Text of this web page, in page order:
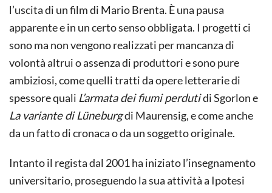
l’uscita di un film di Mario Brenta. È una pausa
apparente e in un certo senso obbligata. I progetti ci
sono ma non vengono realizzati per mancanza di
volontà altrui o assenza di produttori e sono pure
ambiziosi, come quelli tratti da opere letterarie di
spessore quali L’armata dei fiumi perdutidi Sgorlon e
La variante di Lüneburgdi Maurensig, e come anche
da un fatto di cronaca o da un soggetto originale.
Intanto il regista dal 2001 ha iniziato l’insegnamento
universitario, proseguendo la sua attività a Ipotesi